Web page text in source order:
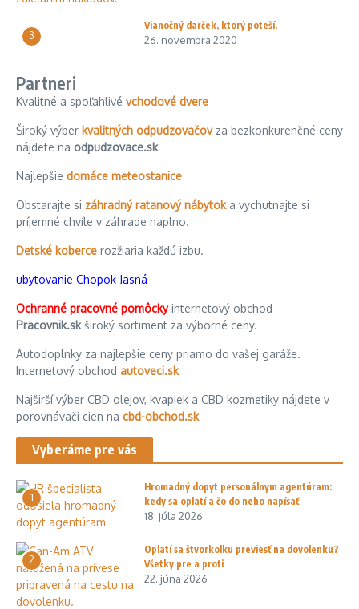
3
Vianočný darček, ktorý poteší.
26. novembra 2020
Partneri
Kvalitné a spoľahlivé vchodové dvere
Široký výber kvalitných odpudzovačovza bezkonkurenčné ceny
nájdete na odpudzovace.sk
Najlepšie domáce meteostanice
Obstarajte si záhradný ratanový nábytoka vychutnajte si
príjemné chvíle v záhrade naplno.
Detské koberce rozžiaria každú izbu.
ubytovanie Chopok Jasná
Ochranné pracovné pomôckyinternetový obchod
Pracovnik.skširoký sortiment za výborné ceny.
Autodoplnky za najlepšie ceny priamo do vašej garáže.
Internetový obchod autoveci.sk
Najširší výber CBD olejov, kvapiek a CBD kozmetiky nájdete v
porovnávači cien na cbd-obchod.sk
Vyberáme pre vás
1
Hromadný dopyt personálnym agentúram:
kedy sa oplatí a čo do neho napísať
18. júla 2026
2
Oplatí sa štvorkolku previesť na dovolenku?
Všetky pre a proti
22. júna 2026